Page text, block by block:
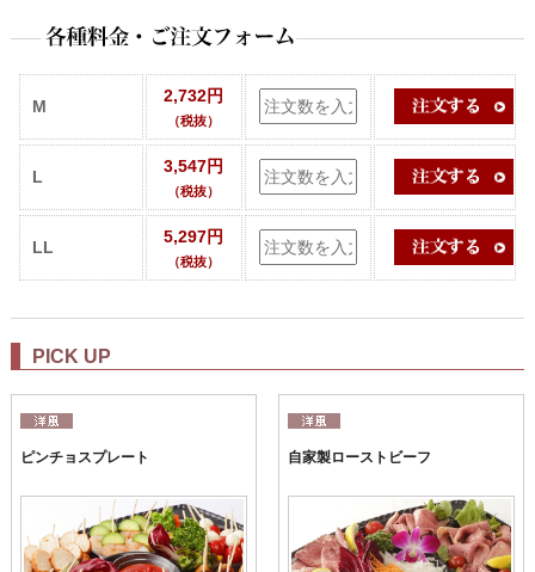
M
2,732円
（税抜）
L
3,547円
（税抜）
LL
5,297円
（税抜）
PICK UP
ピンチョスプレート 自家製ローストビーフ